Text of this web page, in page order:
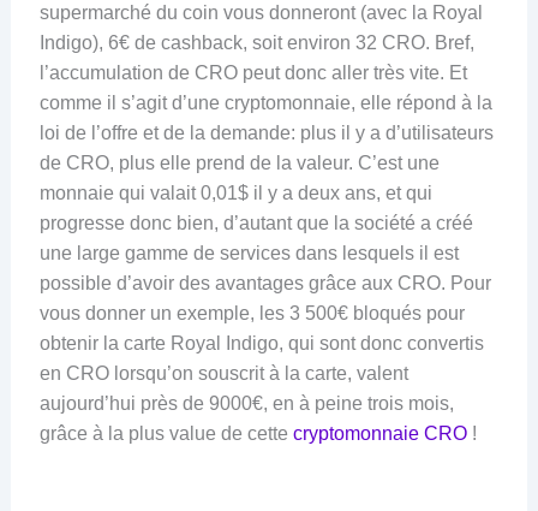
supermarché du coin vous donneront (avec la Royal
Indigo), 6€ de cashback, soit environ 32 CRO. Bref,
l’accumulation de CRO peut donc aller très vite. Et
comme il s’agit d’une cryptomonnaie, elle répond à la
loi de l’offre et de la demande: plus il y a d’utilisateurs
de CRO, plus elle prend de la valeur. C’est une
monnaie qui valait 0,01$ il y a deux ans, et qui
progresse donc bien, d’autant que la société a créé
une large gamme de services dans lesquels il est
possible d’avoir des avantages grâce aux CRO. Pour
vous donner un exemple, les 3 500€ bloqués pour
obtenir la carte Royal Indigo, qui sont donc convertis
en CRO lorsqu’on souscrit à la carte, valent
aujourd’hui près de 9000€, en à peine trois mois,
grâce à la plus value de cette cryptomonnaie CRO!